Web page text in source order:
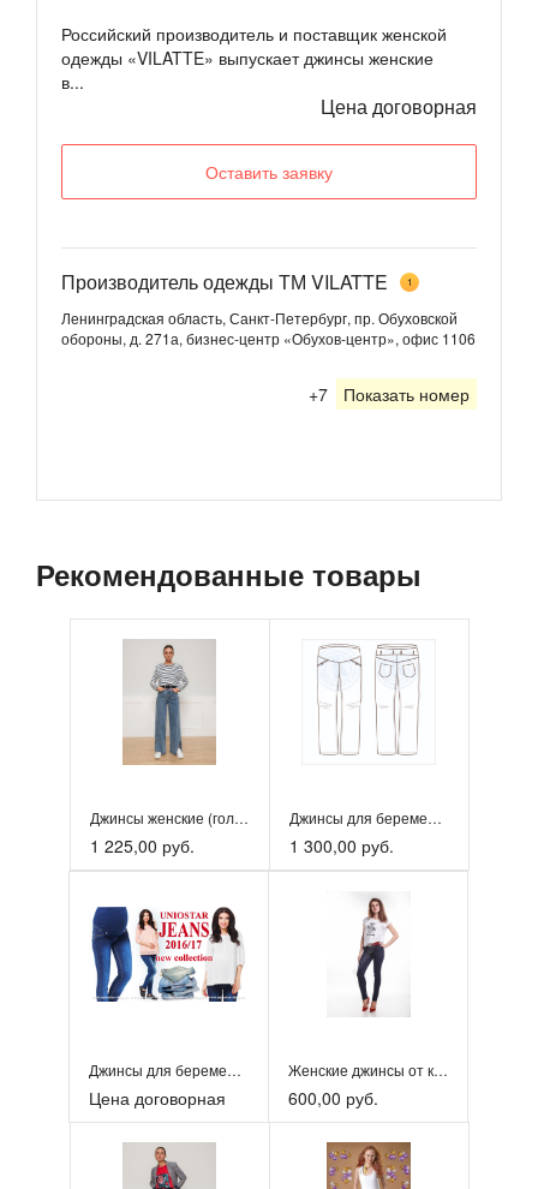
Российский производитель и поставщик женской
одежды «VILATTE» выпускает джинсы женские
в...
Цена договорная
Оставить заявку
Производитель одежды ТМ VILATTE 1
Ленинградская область, Санкт-Петербург, пр. Обуховской
обороны, д. 271а, бизнес-центр «Обухов-центр», офис 1106
+7 Показать номер
Рекомендованные товары
Джинсы женские (голубые трубы с разрезом)
1 225,00 руб.
Джинсы для беременных
1 300,00 руб.
Джинсы для беременных
Цена договорная
Женские джинсы от компании «Сангер»
600,00 руб.